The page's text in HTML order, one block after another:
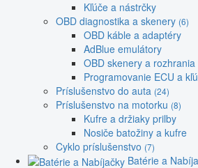
Kľúče a nástrčky
OBD diagnostika a skenery (6)
OBD káble a adaptéry
AdBlue emulátory
OBD skenery a rozhrania
Programovanie ECU a
Príslušenstvo do auta (24)
Príslušenstvo na motorku (8)
Kufre a držiaky prilby
Nosiče batožiny a kufre
Cyklo príslušenstvo (7)
Batérie a